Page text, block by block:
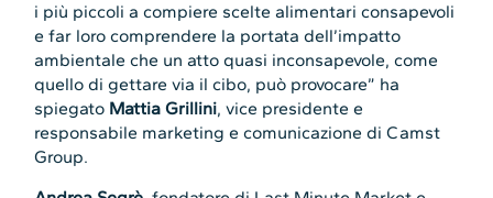
i più piccoli a compiere scelte alimentari consapevoli
e far loro comprendere la portata dell’impatto
ambientale che un atto quasi inconsapevole, come
quello di gettare via il cibo, può provocare” ha
spiegato Mattia Grillini, vice presidente e
responsabile marketing e comunicazione di Camst
Group.